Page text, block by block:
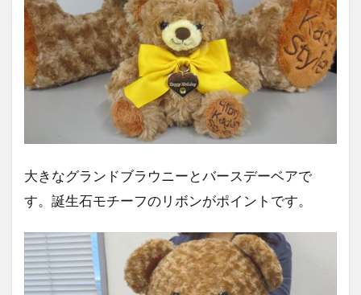
大きなグランドブラウニーとバースデーベアで
す。誕生石モチーフのリボンがポイントです。